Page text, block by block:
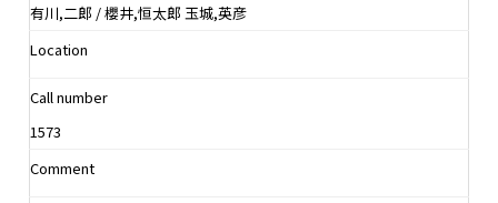
有川,二郎 / 櫻井,恒太郎 玉城,英彦
Location
Call number
1573
Comment